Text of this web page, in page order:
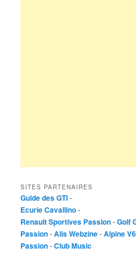
SITES PARTENAIRES
Guide des GTI-
Ecurie Cavallino-
Renault Sportives Passion-Golf
Passion-Alis Webzine-Alpine
Passion-Club Music